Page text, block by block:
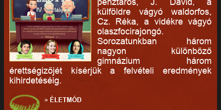
külföldre vágyó waldorfos,
Cz. Réka, a vidékre vágyó
olaszfocirajongó.
Sorozatunkban három
nagyon különböző
gimnázium három
érettségizőjét kísérjük a felvételi eredmények
kihirdetéséig.
» ÉLETMÓD